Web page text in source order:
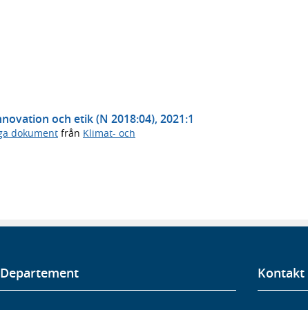
och etik (N 2018:04), 2021:1
dokument från Klimat- och
Departement Kontakt